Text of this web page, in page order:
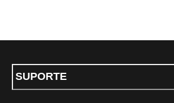
SUPORTE